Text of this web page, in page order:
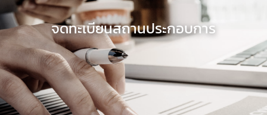
จดทะเบียนสถานประกอบการ